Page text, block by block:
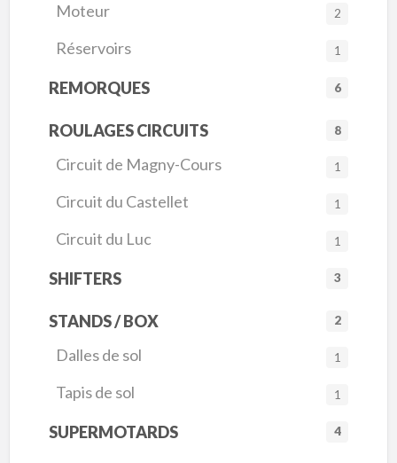
Moteur 2
Réservoirs 1
REMORQUES 6
ROULAGES CIRCUITS 8
Circuit de Magny-Cours 1
Circuit du Castellet 1
Circuit du Luc 1
SHIFTERS 3
STANDS / BOX 2
Dalles de sol 1
Tapis de sol 1
SUPERMOTARDS 4